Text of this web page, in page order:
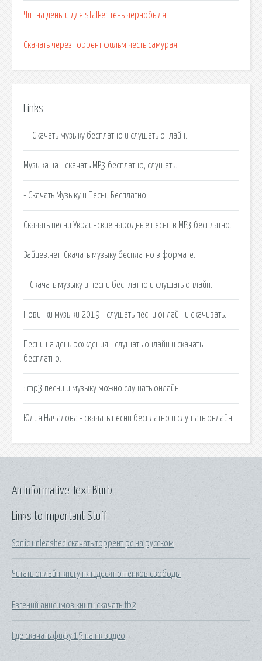
Чит на деньги для stalker тень чернобыля
Скачать через торрент фильм честь самурая
Links
— Скачать музыку бесплатно и слушать онлайн.
Музыка на - скачать MP3 бесплатно, слушать.
- Скачать Музыку и Песни Бесплатно
Скачать песни Украинские народные песни в MP3 бесплатно.
Зайцев.нет! Скачать музыку бесплатно в формате.
– Скачать музыку и песни бесплатно и слушать онлайн.
Новинки музыки 2019 - слушать песни онлайн и скачивать.
Песни на день рождения - слушать онлайн и скачать
бесплатно.
: mp3 песни и музыку можно слушать онлайн.
Юлия Началова - скачать песни бесплатно и слушать онлайн.
Links to Important Stuff
Sonic unleashed скачать торрент pc на русском
Читать онлайн книгу пятьдесят оттенков свободы
Евгений анисимов книги скачать fb2
Где скачать фифу 15 на пк видео
An Informative Text Blurb